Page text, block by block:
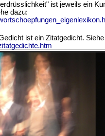
ist jeweils ein
dazu:
ist ein Zitatgedicht.